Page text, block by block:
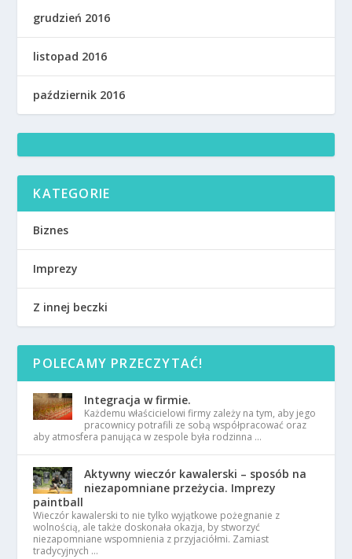
grudzień 2016
listopad 2016
październik 2016
KATEGORIE
Biznes
Imprezy
Z innej beczki
POLECAMY PRZECZYTAĆ!
Integracja w firmie.
Każdemu właścicielowi firmy zależy na tym, aby jego
pracownicy potrafili ze sobą współpracować oraz
aby atmosfera panująca w zespole była rodzinna …
Aktywny wieczór kawalerski – sposób na
niezapomniane przeżycia. Imprezy
paintball
Wieczór kawalerski to nie tylko wyjątkowe pożegnanie z
wolnością, ale także doskonała okazja, by stworzyć
niezapomniane wspomnienia z przyjaciółmi. Zamiast
tradycyjnych …